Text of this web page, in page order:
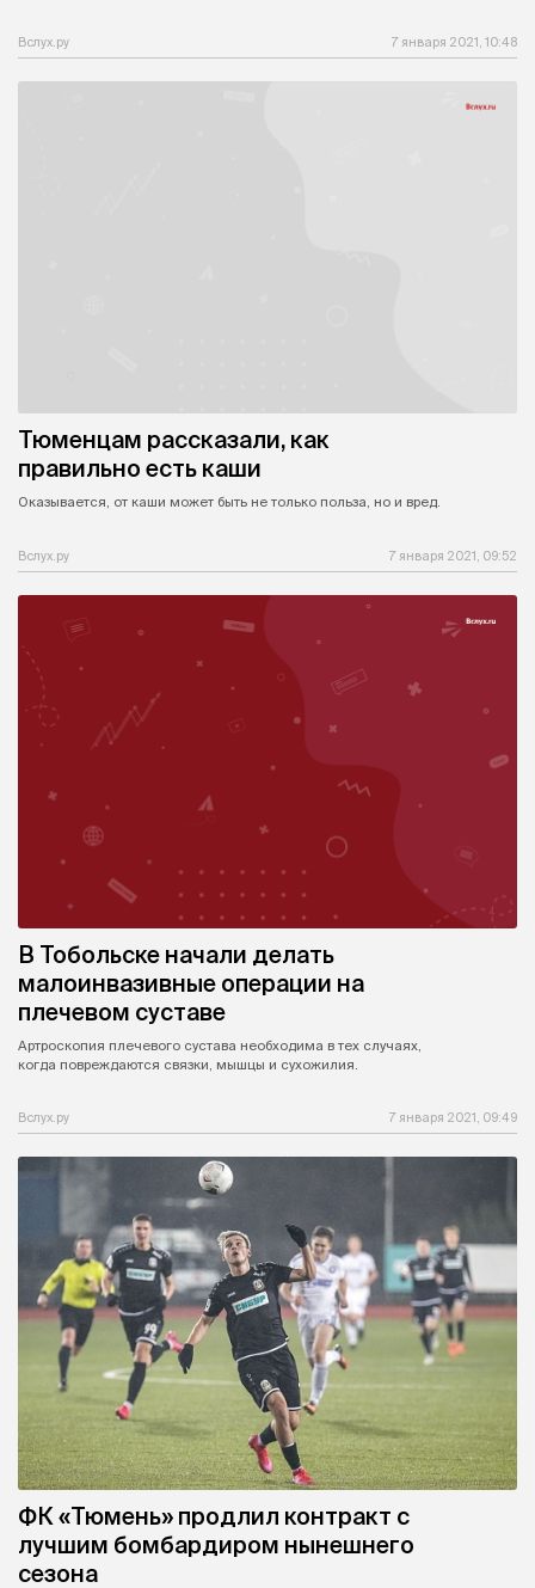
Вслух.ру 7 января 2021, 10:48
Тюменцам рассказали, как
правильно есть каши
Оказывается, от каши может быть не только польза, но и вред.
Вслух.ру 7 января 2021, 09:52
В Тобольске начали делать
малоинвазивные операции на
плечевом суставе
Артроскопия плечевого сустава необходима в тех случаях,
когда повреждаются связки, мышцы и сухожилия.
Вслух.ру 7 января 2021, 09:49
ФК «Тюмень» продлил контракт с
лучшим бомбардиром нынешнего
сезона